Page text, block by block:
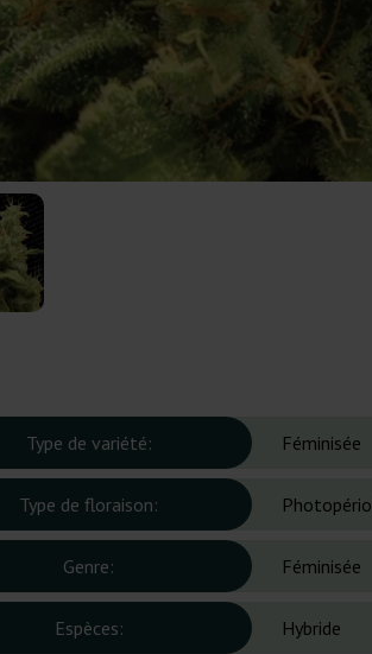
Type de variété: Féminisée
Type de floraison:
Genre: Féminisée
Espèces: Hybride